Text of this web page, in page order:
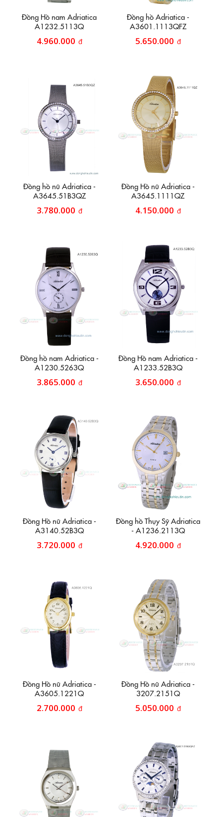
Đồng Hồ nam Adriatica
A1232.5113Q
4.960.000 đ
Đồng hồ Adriatica -
A3601.1113QFZ
5.650.000 đ
Đồng hồ nữ Adriatica -
A3645.51B3QZ
3.780.000 đ
Đồng Hồ nữ Adriatica -
A3645.1111QZ
4.150.000 đ
Đồng hồ nam Adriatica -
A1230.5263Q
3.865.000 đ
Đồng Hồ nam Adriatica -
A1233.52B3Q
3.650.000 đ
Đồng Hồ nữ Adriatica -
A3140.52B3Q
3.720.000 đ
Đồng hồ Thụy Sỹ Adriatica
- A1236.2113Q
4.920.000 đ
Đồng Hồ nữ Adriatica -
A3605.1221Q
2.700.000 đ
Đồng Hồ nữ Adriatica -
3207.2151Q
5.050.000 đ